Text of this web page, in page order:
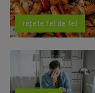
rețete fel de fel